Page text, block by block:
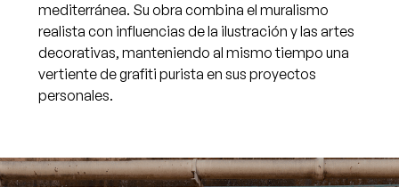
mediterránea. Su obra combina el muralismo
realista con influencias de la ilustración y las artes
decorativas, manteniendo al mismo tiempo una
vertiente de grafiti purista en sus proyectos
personales.